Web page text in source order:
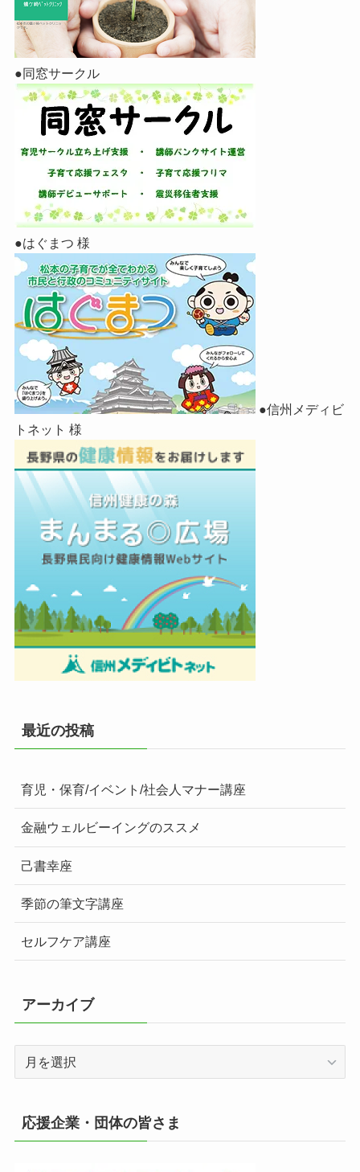
●同窓サークル
●はぐまつ 様
●信州メディビ
トネット 様
最近の投稿
育児・保育/イベント/社会人マナー講座
金融ウェルビーイングのススメ
己書幸座
季節の筆文字講座
セルフケア講座
アーカイブ
イ
ブ
応援企業・団体の皆さま